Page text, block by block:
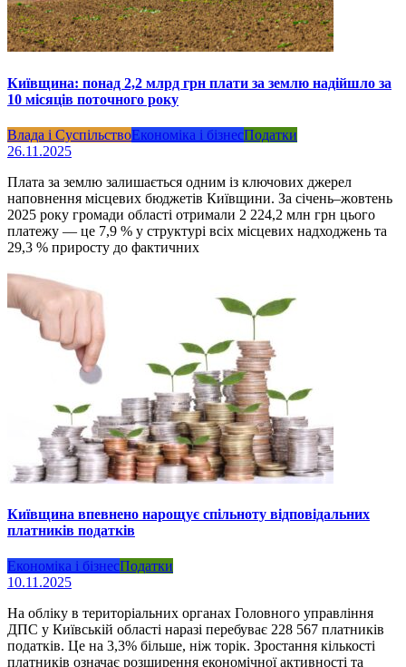
Київщина: понад 2,2 млрд грн плати за землю надійшло за
10 місяців поточного року
Влада і СуспільствоЕкономіка і бізнесПодатки
26.11.2025
Плата за землю залишається одним із ключових джерел
наповнення місцевих бюджетів Київщини. За січень–жовтень
2025 року громади області отримали 2 224,2 млн грн цього
платежу — це 7,9 % у структурі всіх місцевих надходжень та
29,3 % приросту до фактичних
Київщина впевнено нарощує спільноту відповідальних
платників податків
Економіка і бізнесПодатки
10.11.2025
На обліку в територіальних органах Головного управління
ДПС у Київській області наразі перебуває 228 567 платників
податків. Це на 3,3% більше, ніж торік. Зростання кількості
платників означає розширення економічної активності та